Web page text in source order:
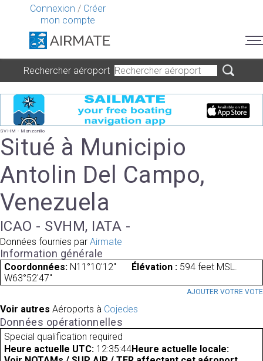
Connexion / Créer
mon compte
Rechercher aéroport
SVHM - Manzanillo
Situé à Municipio
Antolin Del Campo,
Venezuela
ICAO - SVHM, IATA -
Données fournies par Airmate
Information générale
Coordonnées: N11°10'12"
W63°52'47"
Élévation : 594 feet MSL.
AJOUTER VOTRE VOTE
Voir autres Aéroports à Cojedes
Données opérationnelles
Special qualification required
Heure actuelle UTC: 12:35:44Heure actuelle locale: